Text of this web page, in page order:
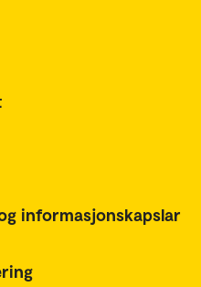
informasjonskapslar